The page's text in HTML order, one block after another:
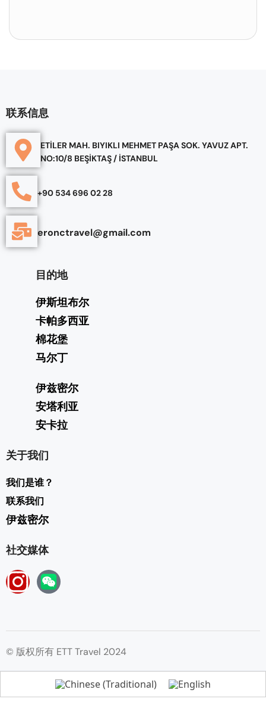
联系信息
ETİLER MAH. BIYIKLI MEHMET PAŞA SOK. YAVUZ APT.
NO:10/8 BEŞİKTAŞ / İSTANBUL
+90 534 696 02 28
eronctravel@gmail.com
目的地
伊斯坦布尔
卡帕多西亚
棉花堡
马尔丁
伊兹密尔
安塔利亚
安卡拉
关于我们
我们是谁？
联系我们
伊兹密尔
社交媒体
© 版权所有 ETT Travel 2024